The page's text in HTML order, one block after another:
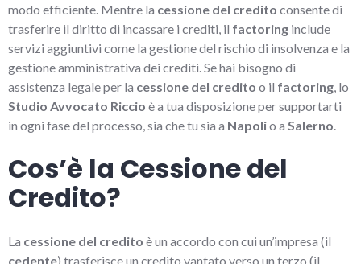
modo efficiente. Mentre la cessione del credito consente di
trasferire il diritto di incassare i crediti, il factoring include
servizi aggiuntivi come la gestione del rischio di insolvenza e la
gestione amministrativa dei crediti. Se hai bisogno di
assistenza legale per la cessione del credito o il factoring, lo
Studio Avvocato Riccio è a tua disposizione per supportarti
in ogni fase del processo, sia che tu sia a Napolio a Salerno.
Cos’è la Cessione del
Credito?
La cessione del credito è un accordo con cui un’impresa (il
cedente) trasferisce un credito vantato verso un terzo (il